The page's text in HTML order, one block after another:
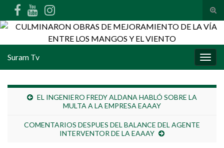
Search for:
Suram Tv
EL INGENIERO FREDY ALDANA HABLÓ SOBRE LA
MULTA A LA EMPRESA EAAAY
COMENTARIOS DESPUES DEL BALANCE DEL AGENTE
INTERVENTOR DE LA EAAAY